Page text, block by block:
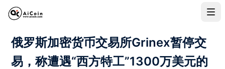
俄罗斯加密货币交易所Grinex暂停交
易，称遭遇“西方特工”1300万美元的